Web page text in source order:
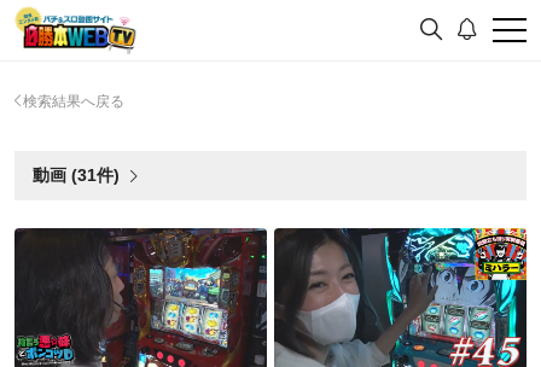
検索結果へ戻る
動画 (31件)
物言う悪☆味とポンコツD#1 ミハラー #45